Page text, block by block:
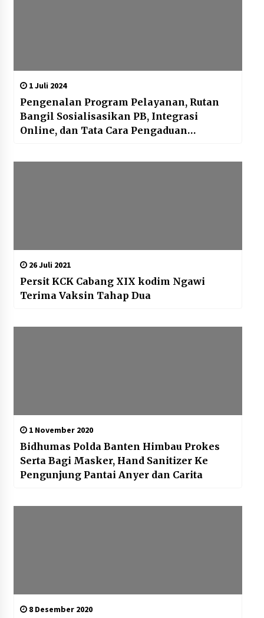
1 Juli 2024
Pengenalan Program Pelayanan, Rutan
Bangil Sosialisasikan PB, Integrasi
Online, dan Tata Cara Pengaduan
26 Juli 2021
Persit KCK Cabang XIX kodim Ngawi
Terima Vaksin Tahap Dua
1 November 2020
Bidhumas Polda Banten Himbau Prokes
Serta Bagi Masker, Hand Sanitizer Ke
Pengunjung Pantai Anyer dan Carita
8 Desember 2020